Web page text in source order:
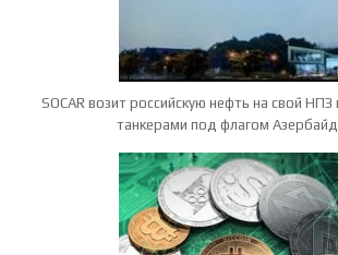
SOCAR возит российскую нефть на свой
танкерами под флагом